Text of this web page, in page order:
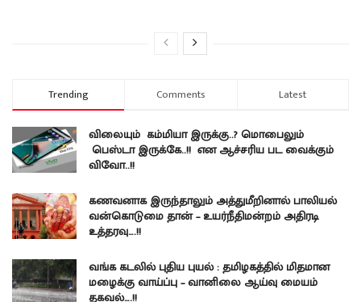
Trending Comments Latest
விலையும் கம்மியா இருக்கு..? மொபைலும்
பெஸ்டா இருக்கே..!! என ஆச்சரிய பட வைக்கும்
விவோ..!!
கணவனாக இருந்தாலும் அத்துமீறினால் பாலியல்
வன்கொடுமை தான் – உயர்நீதிமன்றம் அதிரடி
உத்தரவு….!!
வங்க கடலில் புதிய புயல் : தமிழகத்தில் மிதமான
மழைக்கு வாய்ப்பு – வானிலை ஆய்வு மையம்
தகவல்….!!